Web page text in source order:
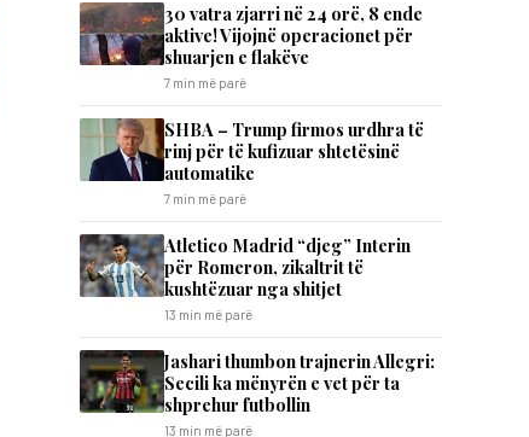
30 vatra zjarri në 24 orë, 8 ende
aktive! Vijojnë operacionet për
shuarjen e flakëve
7 min më parë
SHBA – Trump firmos urdhra të
rinj për të kufizuar shtetësinë
automatike
7 min më parë
Atletico Madrid “djeg” Interin
për Romeron, zikaltrit të
kushtëzuar nga shitjet
13 min më parë
Jashari thumbon trajnerin Allegri:
Secili ka mënyrën e vet për ta
shprehur futbollin
13 min më parë